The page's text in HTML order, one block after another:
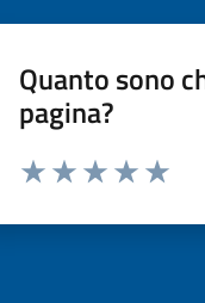
Quanto sono
pagina?
Valuta da 1 a 5 stelle la